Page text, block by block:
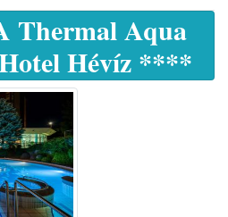
Thermal Aqua
Hévíz ****